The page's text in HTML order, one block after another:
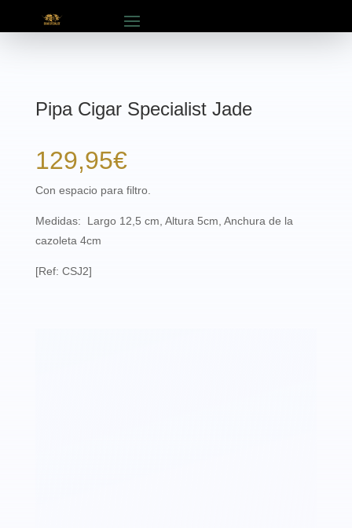
Pipa Cigar Specialist Jade
129,95€
Con espacio para filtro.
Medidas: Largo 12,5 cm, Altura 5cm, Anchura de la
cazoleta 4cm
[Ref: CSJ2]